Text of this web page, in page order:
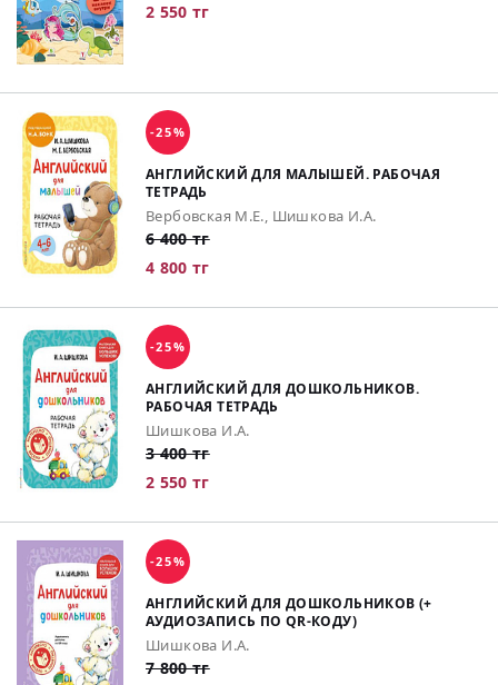
2 550 тг
-25%
АНГЛИЙСКИЙ ДЛЯ МАЛЫШЕЙ. РАБОЧАЯ
ТЕТРАДЬ
Вербовская М.Е., Шишкова И.А.
6 400 тг
4 800 тг
-25%
АНГЛИЙСКИЙ ДЛЯ ДОШКОЛЬНИКОВ.
РАБОЧАЯ ТЕТРАДЬ
Шишкова И.А.
3 400 тг
2 550 тг
-25%
АНГЛИЙСКИЙ ДЛЯ ДОШКОЛЬНИКОВ (+
АУДИОЗАПИСЬ ПО QR-КОДУ)
Шишкова И.А.
7 800 тг